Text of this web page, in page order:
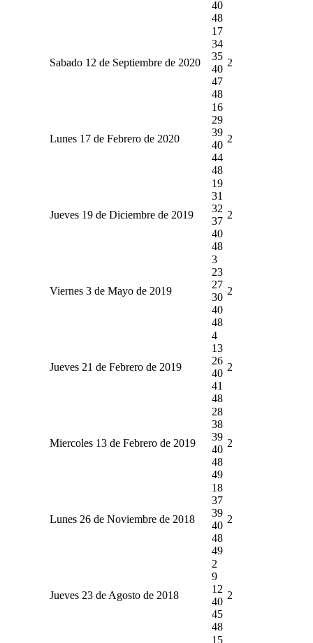
40
48
Sabado 12 de Septiembre de 2020
17
34
35
40
47
48
2
Lunes 17 de Febrero de 2020
16
29
39
40
44
48
2
Jueves 19 de Diciembre de 2019
19
31
32
37
40
48
2
Viernes 3 de Mayo de 2019
3
23
27
30
40
48
2
Jueves 21 de Febrero de 2019
4
13
26
40
41
48
2
Miercoles 13 de Febrero de 2019
28
38
39
40
48
49
2
Lunes 26 de Noviembre de 2018
18
37
39
40
48
49
2
Jueves 23 de Agosto de 2018
2
9
12
40
45
48
2
15